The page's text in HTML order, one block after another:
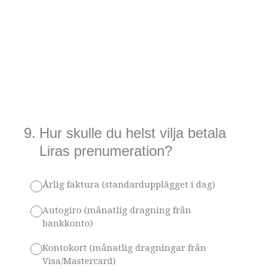
9. Hur skulle du helst vilja betala
Liras prenumeration?
Årlig faktura (standardupplägget i dag)
Autogiro (månatlig dragning från
bankkonto)
Kontokort (månatlig dragningar från
Visa/Mastercard)